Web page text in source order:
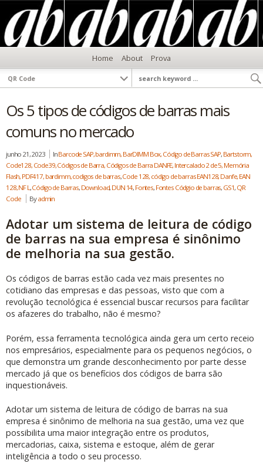
Home About Prova
Os 5 tipos de códigos de barras mais
comuns no mercado
junho 21, 2023 InBarcode SAP, bardimm, BarDIMM Box, Código de Barras SAP, Bartstorm,
Code128, Code39, Códigos de Barra, Códigos de Barra DANFE, Intercalado 2 de 5, Memória
Flash, PDF417, bardimm, codigos de barras,Code 128, código de barras EAN128, Danfe, EAN
128, NF L,Código de Barras, Download, DUN 14, Fontes, Fontes Códgio de barras, GS1, QR
Code
Byadmin
Adotar um sistema de leitura de código
de barras na sua empresa é sinônimo
de melhoria na sua gestão.
Os códigos de barras estão cada vez mais presentes no
cotidiano das empresas e das pessoas, visto que com a
revolução tecnológica é essencial buscar recursos para facilitar
os afazeres do trabalho, não é mesmo?
Porém, essa ferramenta tecnológica ainda gera um certo receio
nos empresários, especialmente para os pequenos negócios, o
que demonstra um grande desconhecimento por parte desse
mercado já que os benefícios dos códigos de barra são
inquestionáveis.
Adotar um sistema de leitura de código de barras na sua
empresa é sinônimo de melhoria na sua gestão, uma vez que
possibilita uma maior integração entre os produtos,
mercadorias, caixa, sistema e estoque, além de gerar
inteligência a todo o seu processo.